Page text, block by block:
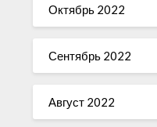
Октябрь 2022
Сентябрь 2022
Август 2022